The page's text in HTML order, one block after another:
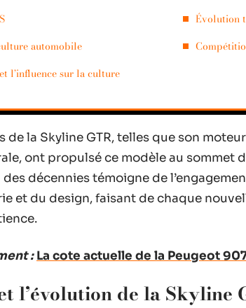
automobile
l’influence sur la culture
Évolution
de la Skyline GTR, telles que son
ont propulsé ce modèle au sommet
décennies témoigne de
et du design, faisant de chaque
: La cote actuelle de la Peugeot
l’évolution de la Skyline